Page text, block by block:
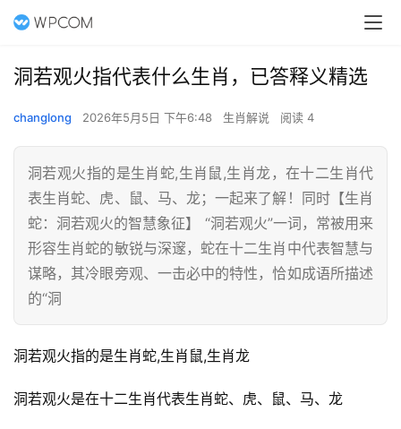
洞若观火指代表什么生肖，已答释义精选
changlong 2026年5月5日 下午6:48 生肖解说 阅读 4
洞若观火指的是生肖蛇,生肖鼠,生肖龙，在十二生肖代
表生肖蛇、虎、鼠、马、龙；一起来了解！同时【生肖
蛇：洞若观火的智慧象征】 “洞若观火”一词，常被用来
形容生肖蛇的敏锐与深邃，蛇在十二生肖中代表智慧与
谋略，其冷眼旁观、一击必中的特性，恰如成语所描述
的“洞
洞若观火指的是生肖蛇,生肖鼠,生肖龙
洞若观火是在十二生肖代表生肖蛇、虎、鼠、马、龙